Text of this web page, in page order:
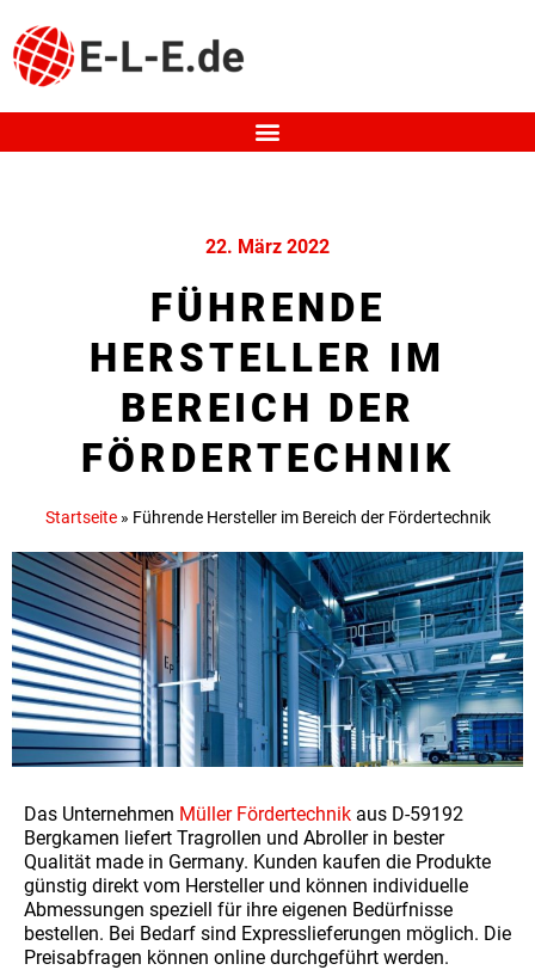
22. März 2022
FÜHRENDE
HERSTELLER IM
BEREICH DER
FÖRDERTECHNIK
Startseite» Führende Hersteller im Bereich der Fördertechnik
Das Unternehmen Müller Fördertechnik aus D-59192
Bergkamen liefert Tragrollen und Abroller in bester
Qualität made in Germany. Kunden kaufen die Produkte
günstig direkt vom Hersteller und können individuelle
Abmessungen speziell für ihre eigenen Bedürfnisse
bestellen. Bei Bedarf sind Expresslieferungen möglich. Die
Preisabfragen können online durchgeführt werden.